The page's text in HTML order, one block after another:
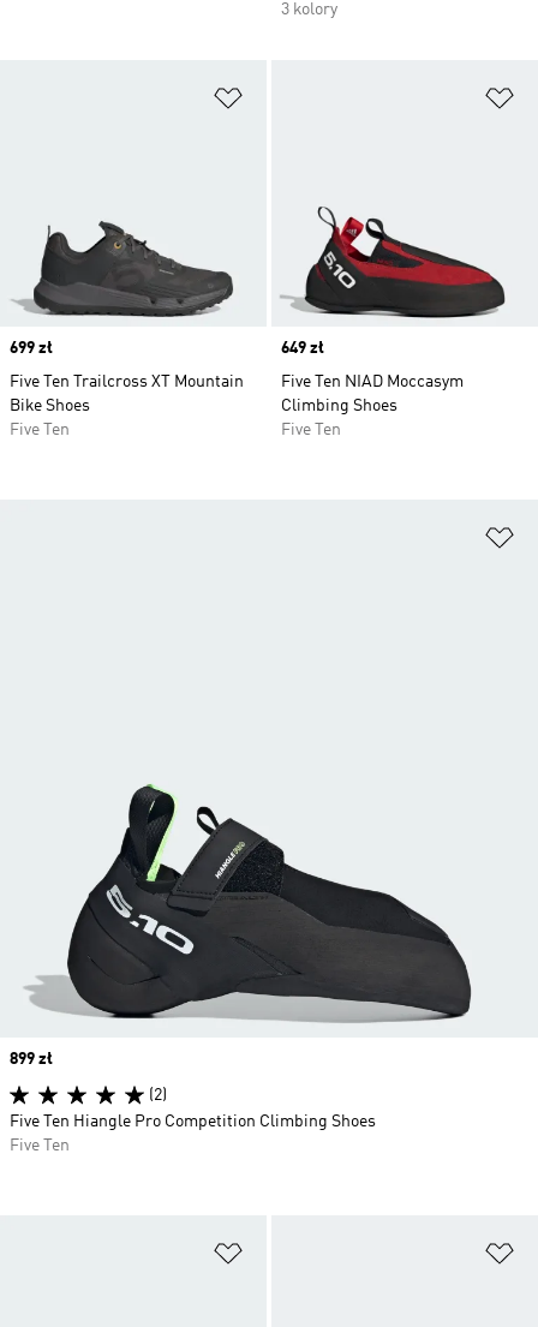
3 kolory
Price
699 zł
Five Ten Trailcross XT Mountain
Bike Shoes
Five Ten
Price
649 zł
Five Ten NIAD Moccasym
Climbing Shoes
Five Ten
Price
899 zł
(2)
Five Ten Hiangle Pro Competition Climbing Shoes
Five Ten